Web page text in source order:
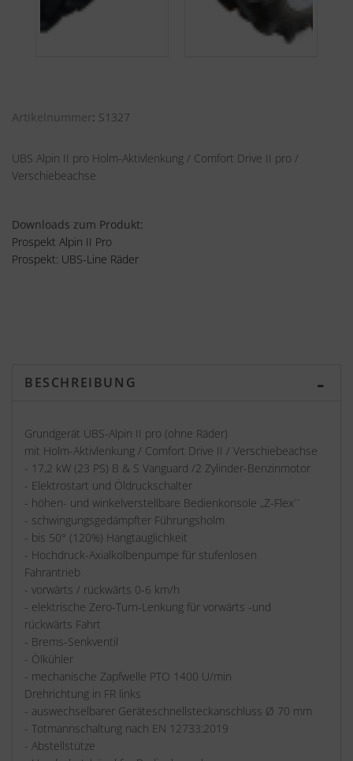
Artikelnummer S1327
UBS Alpin II pro Holm-Aktivlenkung / Comfort Drive II pro /
Verschiebeachse
Downloads zum Produkt:
Prospekt Alpin II Pro
Prospekt: UBS-Line Räder
BESCHREIBUNG
Grundgerät UBS-Alpin II pro (ohne Räder)
mit Holm-Aktivlenkung / Comfort Drive II / Verschiebeachse
- 17,2 kW (23 PS) B & S Vanguard /2 Zylinder-Benzinmotor
- Elektrostart und Öldruckschalter
- höhen- und winkelverstellbare Bedienkonsole „Z-Flex``
- schwingungsgedämpfter Führungsholm
- bis 50° (120%) Hangtauglichkeit
- Hochdruck-Axialkolbenpumpe für stufenlosen
Fahrantrieb
- vorwärts / rückwärts 0-6 km/h
- elektrische Zero-Turn-Lenkung für vorwärts -und
rückwärts Fahrt
- Brems-Senkventil
- Ölkühler
- mechanische Zapfwelle PTO 1400 U/min
Drehrichtung in FR links
- auswechselbarer Geräteschnellsteckanschluss Ø 70 mm
- Totmannschaltung nach EN 12733:2019
- Abstellstütze